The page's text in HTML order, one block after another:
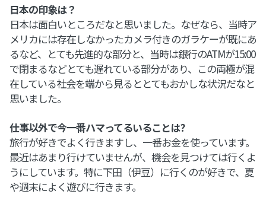
日本の印象は？
日本は面白いところだなと思いました。なぜなら、当時ア
メリカには存在しなかったカメラ付きのガラケーが既にあ
るなど、とても先進的な部分と、当時は銀行のATMが15:00
で閉まるなどとても遅れている部分があり、この両極が混
在している社会を端から見るととてもおかしな状況だなと
思いました。
仕事以外で今一番ハマってるいることは?
旅行が好きでよく行きますし、一番お金を使っています。
最近はあまり行けていませんが、機会を見つけては行くよ
うにしています。特に下田（伊豆）に行くのが好きで、夏
や週末によく遊びに行きます。